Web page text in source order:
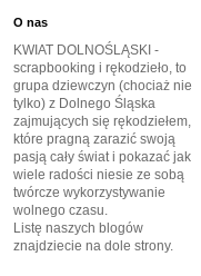
O nas
KWIAT DOLNOŚLĄSKI -
scrapbooking i rękodzieło, to
grupa dziewczyn (chociaż nie
tylko) z Dolnego Śląska
zajmujących się rękodziełem,
które pragną zarazić swoją
pasją cały świat i pokazać jak
wiele radości niesie ze sobą
twórcze wykorzystywanie
wolnego czasu.
Listę naszych blogów
znajdziecie na dole strony.